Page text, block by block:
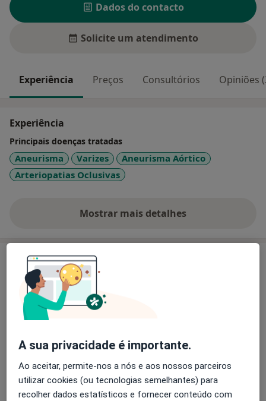
Dados do contacto
Solicite um atendimento
Experiência Preços Consultórios Opiniões
Experiência
Principais doenças tratadas
Aneurisma Varizes
Aneurisma Aórtico
Arteriopatias Oclusivas
Mostrar mais detalhes
sobre a experiência
Serviços e preços
Angiografia
Detalhes
Detalhes
Excisão de Tumor Carotideo
Detalhes
A sua privacidade é importante.
Ao aceitar, permite-nos a nós e aos nossos parceiros
utilizar cookies (ou tecnologias semelhantes) para
recolher dados estatísticos e fornecer conteúdo com